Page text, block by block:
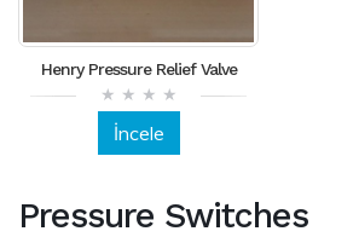
Henry Pressure Relief Valve
İncele
Pressure Switches